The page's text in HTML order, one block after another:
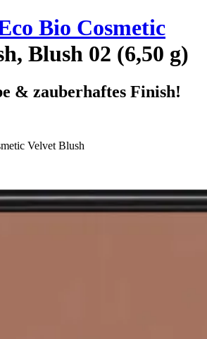
Bio Cosmetic
Blush 02 (6,50 g)
& zauberhaftes Finish!
Velvet Blush